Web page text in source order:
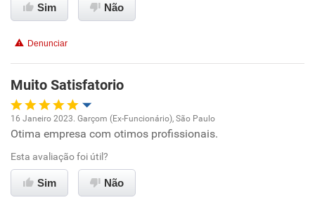
Benefícios
Não recomenda esta empresa
Não recomenda a diretoria
Sim Não
Denunciar
Muito Satisfatorio
Oportunidade de promoção
Ambiente de trabalho
16 Janeiro 2023. Garçom (Ex-Funcionário), São Paulo
Otima empresa com otimos profissionais.
Esta avaliação foi útil?
Sim Não